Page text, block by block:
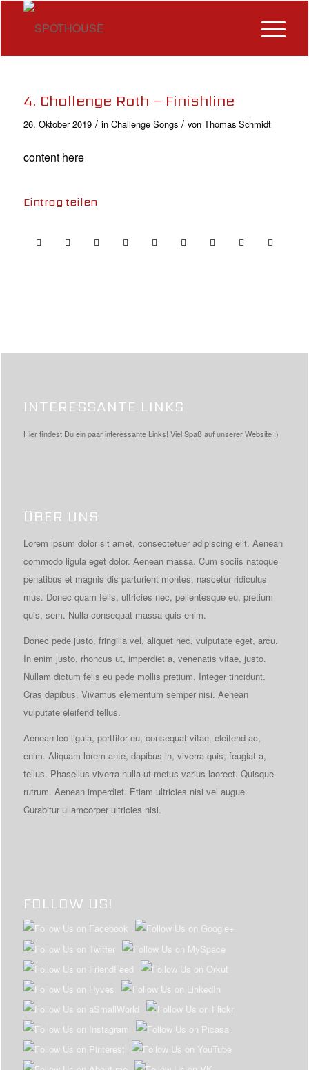
4. Challenge Roth – Finishline
26. Oktober 2019 / inChallenge Songs / vonThomas Schmidt
content here
Eintrag teilen
INTERESSANTE LINKS
Hier findest Du ein paar interessante Links! Viel Spaß auf unserer Website :)
ÜBER UNS
Lorem ipsum dolor sit amet, consectetuer adipiscing elit. Aenean
commodo ligula eget dolor. Aenean massa. Cum sociis natoque
penatibus et magnis dis parturient montes, nascetur ridiculus
mus. Donec quam felis, ultricies nec, pellentesque eu, pretium
quis, sem. Nulla consequat massa quis enim.
Donec pede justo, fringilla vel, aliquet nec, vulputate eget, arcu.
In enim justo, rhoncus ut, imperdiet a, venenatis vitae, justo.
Nullam dictum felis eu pede mollis pretium. Integer tincidunt.
Cras dapibus. Vivamus elementum semper nisi. Aenean
vulputate eleifend tellus.
Aenean leo ligula, porttitor eu, consequat vitae, eleifend ac,
enim. Aliquam lorem ante, dapibus in, viverra quis, feugiat a,
tellus. Phasellus viverra nulla ut metus varius laoreet. Quisque
rutrum. Aenean imperdiet. Etiam ultricies nisi vel augue.
Curabitur ullamcorper ultricies nisi.
FOLLOW US!